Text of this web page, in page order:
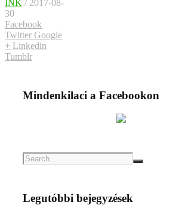
INK / 2017-08-
30
Facebook
Twitter Google
+ Linkedin
Tumblr
Mindenkilaci a Facebookon
Legutóbbi bejegyzések